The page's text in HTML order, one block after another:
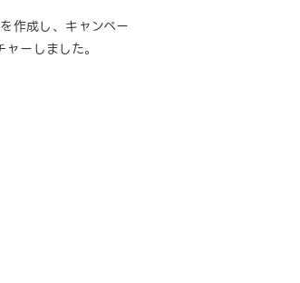
作成し、キャンペー
ーしました。